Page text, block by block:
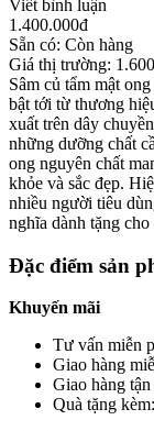
Viết bình luận
1.400.000đ
Sẵn có: Còn hàng
Giá thị trường:
Sâm củ tẩm mật
bật tới từ thương
xuất trên dây
những dưỡng chất
ong nguyên chất
khỏe và sắc đẹp.
nhiều người tiêu
nghĩa dành tặng
Đặc điểm sản
Khuyến mãi
Tư vấn miễn
Giao hàng
Giao hàng
Quà tặng kèm: